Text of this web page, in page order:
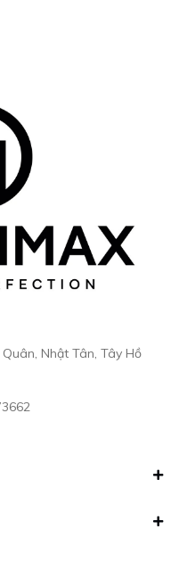
Nhật Tân, Tây Hồ